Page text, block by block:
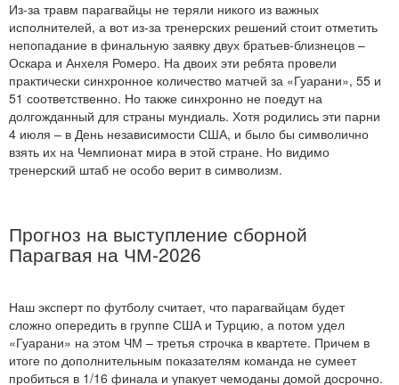
Из-за травм парагвайцы не теряли никого из важных
исполнителей, а вот из-за тренерских решений стоит отметить
непопадание в финальную заявку двух братьев-близнецов –
Оскара и Анхеля Ромеро. На двоих эти ребята провели
практически синхронное количество матчей за «Гуарани», 55 и
51 соответственно. Но также синхронно не поедут на
долгожданный для страны мундиаль. Хотя родились эти парни
4 июля – в День независимости США, и было бы символично
взять их на Чемпионат мира в этой стране. Но видимо
тренерский штаб не особо верит в символизм.
Прогноз на выступление сборной
Парагвая на ЧМ-2026
Наш эксперт по футболу считает, что парагвайцам будет
сложно опередить в группе США и Турцию, а потом удел
«Гуарани» на этом ЧМ – третья строчка в квартете. Причем в
итоге по дополнительным показателям команда не сумеет
пробиться в 1/16 финала и упакует чемоданы домой досрочно.